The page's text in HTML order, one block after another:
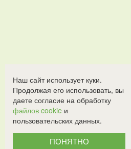
Наш сайт использует куки.
Продолжая его использовать, вы
даете согласие на обработку
файлов cookie и
пользовательских данных.
ПОНЯТНО